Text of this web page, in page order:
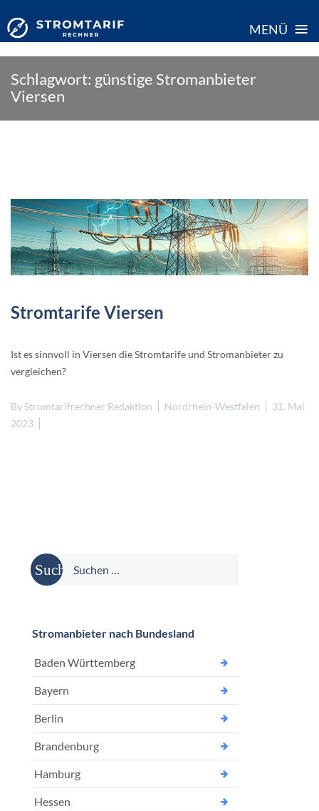
MENÜ ≡
content
Schlagwort: günstige Stromanbieter
Viersen
Stromtarife Viersen
Ist es sinnvoll in Viersen die Stromtarife und Stromanbieter zu
vergleichen?
By Stromtarifrechner Redaktion Nordrhein-Westfalen
31. Mai
2023
Suche
nach:
Stromanbieter nach Bundesland
Baden Württemberg
Bayern
Berlin
Brandenburg
Hamburg
Hessen